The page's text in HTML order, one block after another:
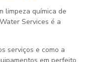
limpeza química de
Services é a
serviços e como a